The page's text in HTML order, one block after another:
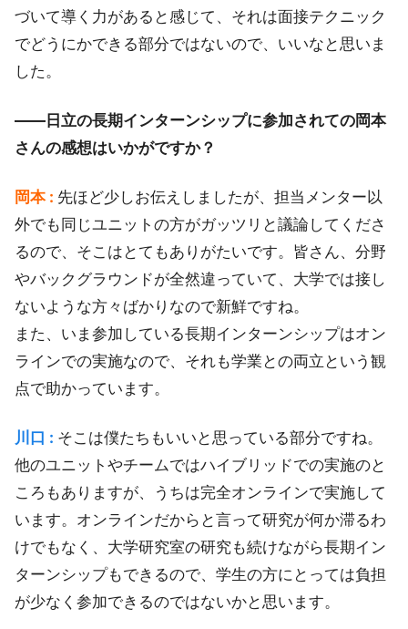
づいて導く力があると感じて、それは面接テクニック
でどうにかできる部分ではないので、いいなと思いま
した。
――日立の長期インターンシップに参加されての岡本
さんの感想はいかがですか？
岡本 : 先ほど少しお伝えしましたが、担当メンター以
外でも同じユニットの方がガッツリと議論してくださ
るので、そこはとてもありがたいです。皆さん、分野
やバックグラウンドが全然違っていて、大学では接し
ないような方々ばかりなので新鮮ですね。
また、いま参加している長期インターンシップはオン
ラインでの実施なので、それも学業との両立という観
点で助かっています。
川口 : そこは僕たちもいいと思っている部分ですね。
他のユニットやチームではハイブリッドでの実施のと
ころもありますが、うちは完全オンラインで実施して
います。オンラインだからと言って研究が何か滞るわ
けでもなく、大学研究室の研究も続けながら長期イン
ターンシップもできるので、学生の方にとっては負担
が少なく参加できるのではないかと思います。